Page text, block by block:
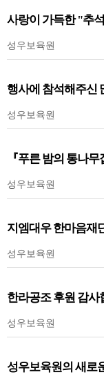
사랑이 가득한 "추
성우보육원
행사에 참석해주신
성우보육원
『푸른 밤의 통나무
성우보육원
지엠대우 한마음재
성우보육원
한라공조 후원 감
성우보육원
성우보육원의 새로